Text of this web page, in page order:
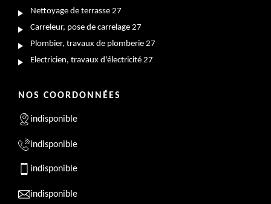
Nettoyage de terrasse 27
Carreleur, pose de carrelage 27
Plombier, travaux de plomberie 27
Electricien, travaux d'électricité 27
NOS COORDONNÉES
indisponible
indisponible
indisponible
indisponible